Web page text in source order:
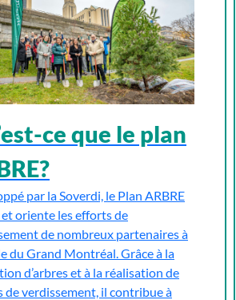
ce que le plan
par la Soverdi, le Plan ARBRE
oriente les efforts de
de nombreux partenaires à
du Grand Montréal. Grâce à la
d’arbres et à la réalisation de
de verdissement, il contribue à